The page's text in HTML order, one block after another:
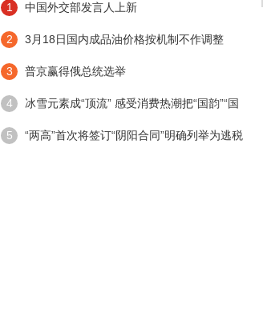
1 中国外交部发言人上新
2 3月18日国内成品油价格按机制不作调整
3 普京赢得俄总统选举
4 冰雪元素成“顶流” 感受消费热潮把“国韵”“国
潮”带回家
5 “两高”首次将签订“阴阳合同”明确列举为逃税